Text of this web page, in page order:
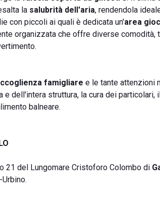
la salubrità dell'aria, rendendola
con piccoli ai quali è dedicata un'area
organizzata che offre diverse comodità,
famigliare e le tante attenzioni
e dell'intera struttura, la cura dei particolari,
balneare.
21 del Lungomare Cristoforo Colombo di